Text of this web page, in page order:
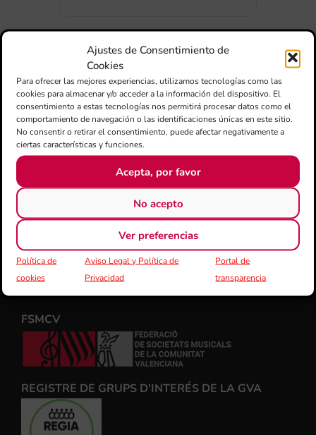
Ajustes de Consentimiento de
Cookies
Para ofrecer las mejores experiencias, utilizamos tecnologías como las
cookies para almacenar y/o acceder a la información del dispositivo. El
consentimiento a estas tecnologías nos permitirá procesar datos como el
comportamiento de navegación o las identificaciones únicas en este sitio.
No consentir o retirar el consentimiento, puede afectar negativamente a
ciertas características y funciones.
Acepta, por favor
No acepto
Ver preferencias
Política de
cookies
Aviso Legal y Política de
Privacidad
Portal de
transparencia
ESDEVENIMENT
FSMCV
REGISTRE DE GRUPS D'INTERÉS DE LA GVA